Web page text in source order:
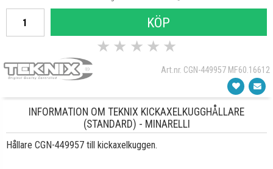
KÖP
★ ★ ★ ★ ★
Art.nr. CGN-449957 MF60.16612
INFORMATION OM TEKNIX KICKAXELKUGGHÅLLARE
(STANDARD) - MINARELLI
Hållare CGN-449957 till kickaxelkuggen.